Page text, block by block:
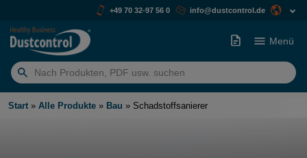
+49 70 32-97 56 0 info@dustcontrol.de
Suchen
nach:
Menü
Start » Alle Produkte » Bau » Schadstoffsanierer